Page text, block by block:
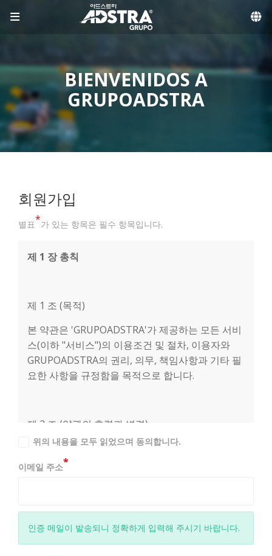
메뉴 건너뛰기
BIENVENIDOS A
GRUPOADSTRA
회원가입
별표*가 있는 항목은 필수 항목입니다.
제 1 장 총칙
제 1 조 (목적)
본 약관은 'GRUPOADSTRA'가 제공하는 모든 서비
스(이하 "서비스")의 이용조건 및 절차, 이용자와
GRUPOADSTRA의 권리, 의무, 책임사항과 기타 필
요한 사항을 규정함을 목적으로 합니다.
제 2 조 (약관의 효력과 변경)
1. GRUPOADSTRA에서 제공하는 모든 서비스는 귀
하가 본 약관 내용에 동의하는 것을 조건으로 제공
적으로 적용됩니다.
2. GRUPOADSTRA은 본 약관을 사전 고지 없이 변
경할 수 있고, 변경된 약관은 GRUPOADSTRA내에
위의 내용을 모두 읽었으며 동의합니다.
이메일 주소*
인증 메일이 발송되니 정확하게 입력해 주시기 바랍니다.